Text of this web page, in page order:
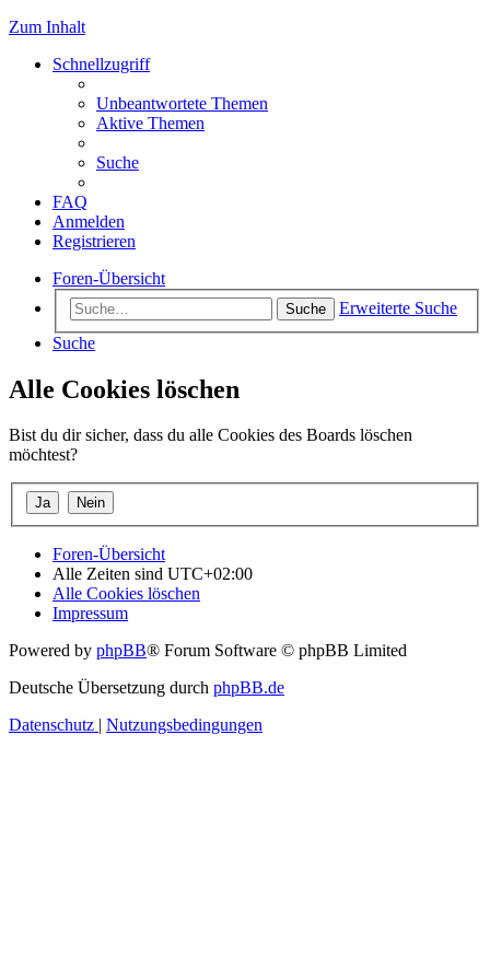
Zum Inhalt
Schnellzugriff
Unbeantwortete Themen
Aktive Themen
Suche
FAQ
Anmelden
Registrieren
Foren-Übersicht
Suche
Erweiterte Suche
Suche
Alle Cookies löschen
Bist du dir sicher, dass du alle Cookies des Boards löschen
möchtest?
Foren-Übersicht
Alle Zeiten sind UTC+02:00
Alle Cookies löschen
Impressum
Powered by phpBB® Forum Software © phpBB Limited
Deutsche Übersetzung durch phpBB.de
Datenschutz | Nutzungsbedingungen